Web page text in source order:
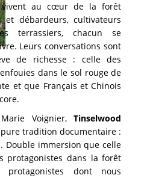
vivent au cœur de la forêt
et débardeurs, cultivateurs
terrassiers, chacun se
Leurs conversations sont
de richesse : celle des
dans le sol rouge de
et que Français et Chinois
Voignier,Tinselwood
tradition documentaire :
Double immersion que celle
protagonistes dans la forêt
protagonistes dont nous